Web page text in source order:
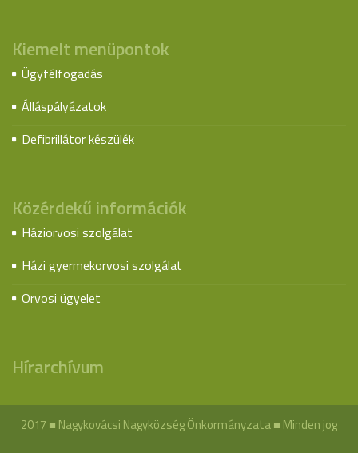
Kiemelt menüpontok
Ügyfélfogadás
Álláspályázatok
Defibrillátor készülék
Közérdekű információk
Háziorvosi szolgálat
Házi gyermekorvosi szolgálat
Orvosi ügyelet
Hírarchívum
2017 ■ Nagykovácsi Nagyközség Önkormányzata ■ Minden jog